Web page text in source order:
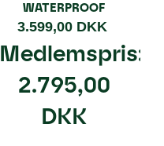
WATERPROOF
3.599,00 DKK
Medlemspris:
2.795,00
DKK